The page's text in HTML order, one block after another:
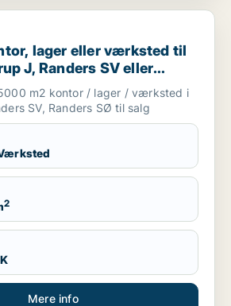
lager eller værksted til salg i Branderup J,
lager eller værksted til
J, Randers SV eller
m2 kontor / lager / værksted i
SV, Randers SØ til salg
2
Mere info